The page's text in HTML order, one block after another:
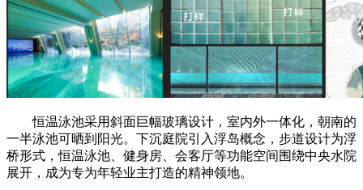
恒温泳池采用斜面巨幅玻璃设计，室内外一体化，朝南的
一半泳池可晒到阳光。下沉庭院引入浮岛概念，步道设计为浮
桥形式，恒温泳池、健身房、会客厅等功能空间围绕中央水院
展开，成为专为年轻业主打造的精神领地。